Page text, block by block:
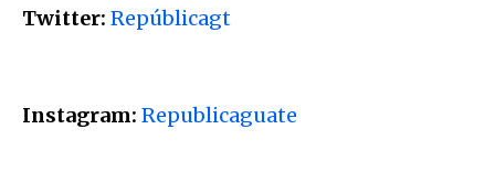
Twitter: Repúblicagt
Instagram: Republicaguate